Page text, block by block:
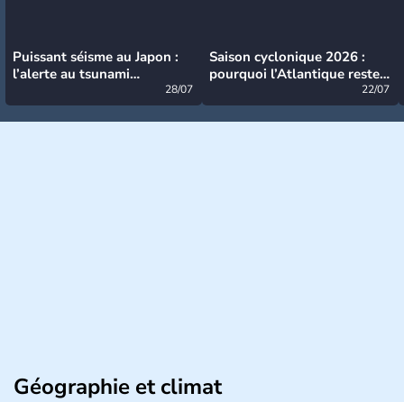
Puissant séisme au Japon :
l’alerte au tsunami
28/07
Saison cyclonique 2026 :
pourquoi l’Atlantique reste
22/07
Géographie et climat